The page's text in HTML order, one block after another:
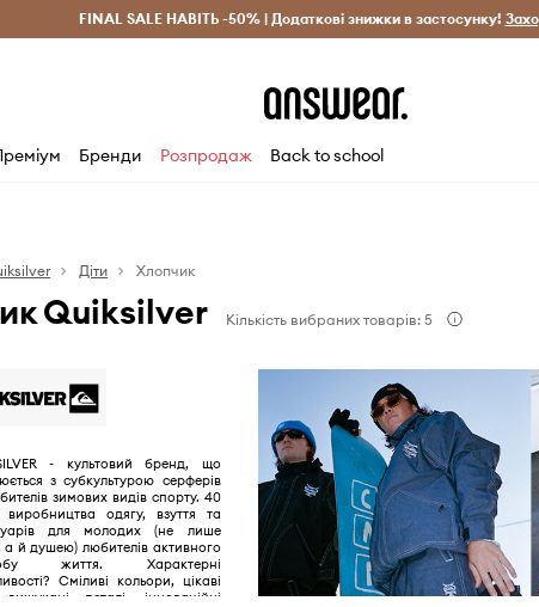
2800 грн) Лише оригінальні товари Заощаджуй з
FINAL SALE НАВІТЬ -50% | Додаткові знижки в застосунку!
Бренди Розпродаж Back to school
Діти Хлопчик
Quiksilver Кількість вибраних товарів: 5
- культовий бренд, що
з субкультурою серферів
зимових видів спорту. 40
виробництва одягу, взуття та
для молодих (не лише
а й душею) любителів активного
життя. Характерні
Сміливі кольори, цікаві
вишукані деталі, інноваційні